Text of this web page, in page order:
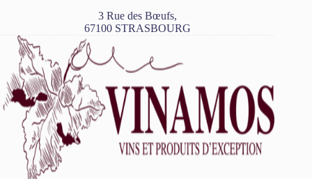
3 Rue des Bœufs,
67100 STRASBOURG